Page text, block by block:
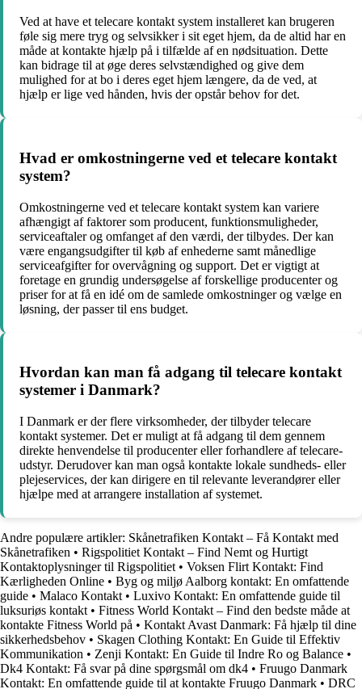
Ved at have et telecare kontakt system installeret kan brugeren
føle sig mere tryg og selvsikker i sit eget hjem, da de altid har en
måde at kontakte hjælp på i tilfælde af en nødsituation. Dette
kan bidrage til at øge deres selvstændighed og give dem
mulighed for at bo i deres eget hjem længere, da de ved, at
hjælp er lige ved hånden, hvis der opstår behov for det.
Hvad er omkostningerne ved et telecare kontakt
system?
Omkostningerne ved et telecare kontakt system kan variere
afhængigt af faktorer som producent, funktionsmuligheder,
serviceaftaler og omfanget af den værdi, der tilbydes. Der kan
være engangsudgifter til køb af enhederne samt månedlige
serviceafgifter for overvågning og support. Det er vigtigt at
foretage en grundig undersøgelse af forskellige producenter og
priser for at få en idé om de samlede omkostninger og vælge en
løsning, der passer til ens budget.
Hvordan kan man få adgang til telecare kontakt
systemer i Danmark?
I Danmark er der flere virksomheder, der tilbyder telecare
kontakt systemer. Det er muligt at få adgang til dem gennem
direkte henvendelse til producenter eller forhandlere af telecare-
udstyr. Derudover kan man også kontakte lokale sundheds- eller
plejeservices, der kan dirigere en til relevante leverandører eller
hjælpe med at arrangere installation af systemet.
Andre populære artikler: Skånetrafiken Kontakt – Få Kontakt med
Skånetrafiken • Rigspolitiet Kontakt – Find Nemt og Hurtigt
Kontaktoplysninger til Rigspolitiet • Voksen Flirt Kontakt: Find
Kærligheden Online • Byg og miljø Aalborg kontakt: En omfattende
guide • Malaco Kontakt • Luxivo Kontakt: En omfattende guide til
luksuriøs kontakt • Fitness World Kontakt – Find den bedste måde at
kontakte Fitness World på • Kontakt Avast Danmark: Få hjælp til dine
sikkerhedsbehov • Skagen Clothing Kontakt: En Guide til Effektiv
Kommunikation • Zenji Kontakt: En Guide til Indre Ro og Balance •
Dk4 Kontakt: Få svar på dine spørgsmål om dk4 • Fruugo Danmark
Kontakt: En omfattende guide til at kontakte Fruugo Danmark • DRC